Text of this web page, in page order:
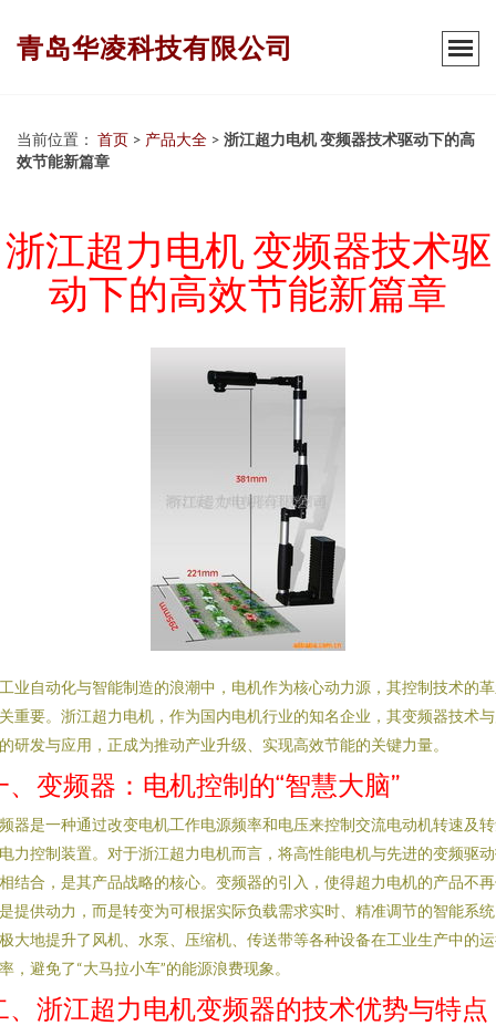
青岛华凌科技有限公司
当前位置： 首页 > 产品大全 > 浙江超力电机 变频器技术驱动下的高
效节能新篇章
浙江超力电机 变频器技术驱
动下的高效节能新篇章
业自动化与智能制造的浪潮中，电机作为核心动力源，其控制技术的
重要。浙江超力电机，作为国内电机行业的知名企业，其变频器技术
研发与应用，正成为推动产业升级、实现高效节能的关键力量。
、变频器：电机控制的“智慧大脑”
器是一种通过改变电机工作电源频率和电压来控制交流电动机转速及
力控制装置。对于浙江超力电机而言，将高性能电机与先进的变频驱
结合，是其产品战略的核心。变频器的引入，使得超力电机的产品不
提供动力，而是转变为可根据实际负载需求实时、精准调节的智能系
大地提升了风机、水泵、压缩机、传送带等各种设备在工业生产中的
，避免了“大马拉小车”的能源浪费现象。
、浙江超力电机变频器的技术优势与特点